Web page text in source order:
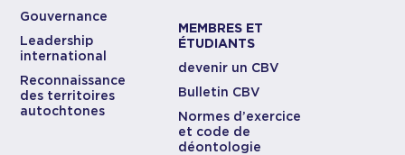
Gouvernance
Leadership
international
Reconnaissance
des territoires
autochtones
MEMBRES ET
ÉTUDIANTS
devenir un CBV
Bulletin CBV
Normes d’exercice
et code de
déontologie